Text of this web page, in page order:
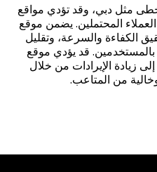
مثل دبي، وقد تؤدي مواقع
العملاء المحتملين. يضمن موقع
الكفاءة والسرعة، وتقليل
بالمستخدمين. قد يؤدي موقع
زيادة الإيرادات من خلال
من المتاعب.